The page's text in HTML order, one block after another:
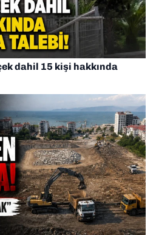
dahil 15 kişi hakkında